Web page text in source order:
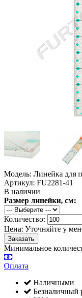
Модель: Линейка для
Артикул: FU2281-41
В наличии
Размер линейки, см:
Количество:
Цена: Уточняйте у
Минимальное
Оплата
Наличными
Безналичный